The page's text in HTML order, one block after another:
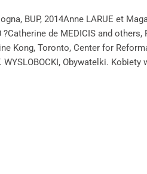
BUP, 2014Anne LARUE et
?Catherine de MEDICIS and
Kong, Toronto, Center for
Obywatelki. Kobiety